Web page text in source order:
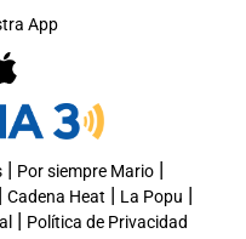
App
| Por siempre Mario|
Cadena Heat | La Popu |
| Política de Privacidad